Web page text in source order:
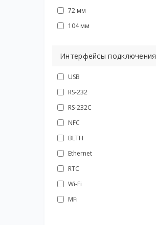
72 мм
104 мм
Интерфейсы подключения
USB
RS-232
RS-232C
NFC
BLTH
Ethernet
RTC
Wi-Fi
MFi